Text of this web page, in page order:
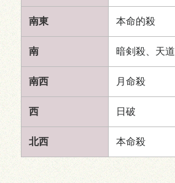
南東 本命的殺
南 暗剣殺、 天道
南西 月命殺
西 日破
北西 本命殺